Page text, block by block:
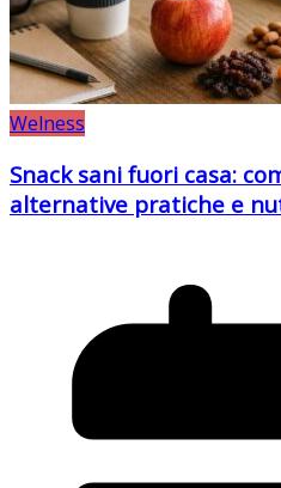
Welness
Snack sani fuori casa:
alternative pratiche e